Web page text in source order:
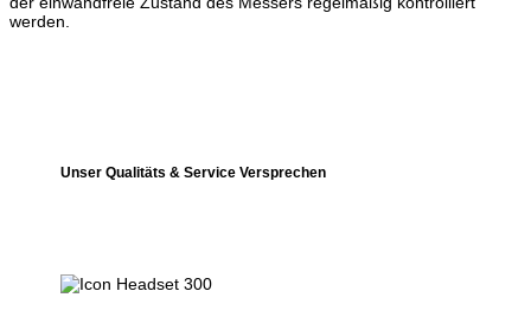
werden.
Unser Qualitäts & Service Versprechen